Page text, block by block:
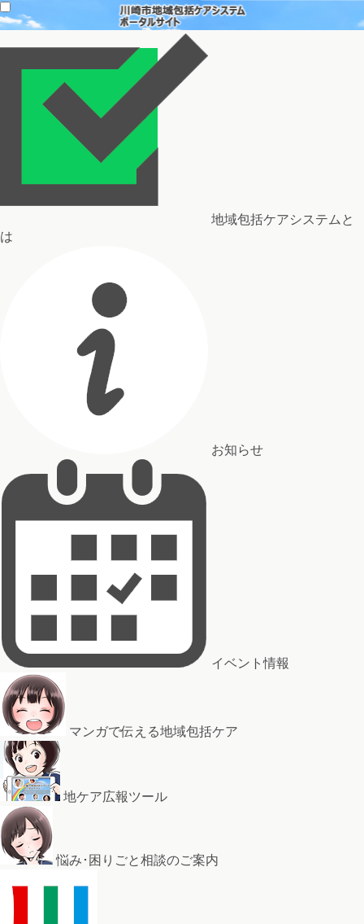
地域包括ケアシステムと
は
お知らせ
イベント情報
マンガで伝える地域包括ケア
地ケア広報ツール
悩み･困りごと相談のご案内